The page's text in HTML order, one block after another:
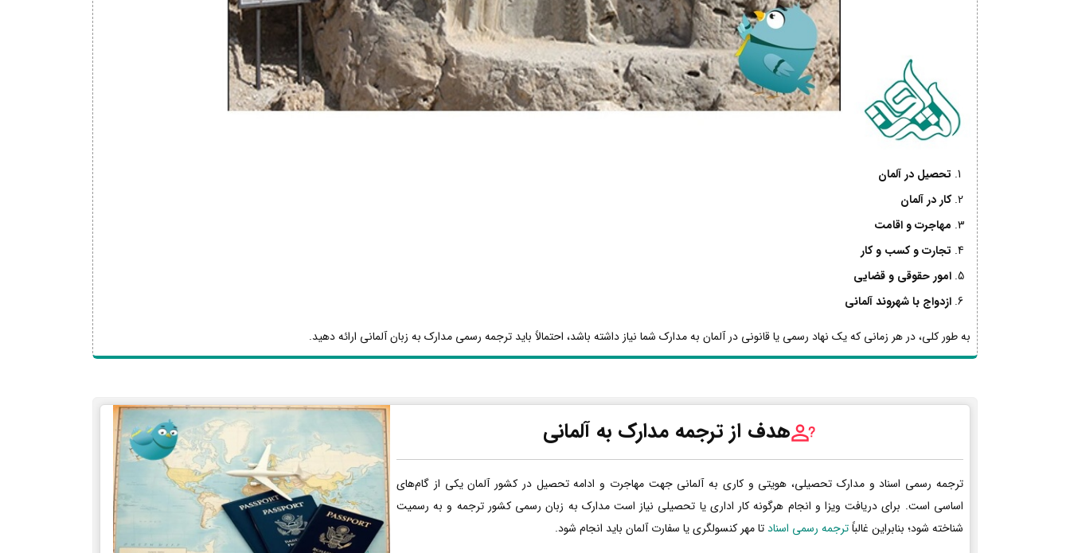
تحصیل در آلمان
کار در آلمان
مهاجرت و اقامت
تجارت و کسب و کار
امور حقوقی و قضایی
ازدواج با شهروند آلمانی
به طور کلی، در هر زمانی که یک نهاد رسمی یا قانونی در آلمان به مدارک شما نیاز داشته باشد، احتمالاً باید ترجمه رسمی مدارک به زبان آلمانی ارائه دهید.
هدف از ترجمه مدارک به آلمانی
ترجمه رسمی اسناد و مدارک تحصیلی، هویتی و کاری به آلمانی جهت مهاجرت و ادامه تحصیل در کشور آلمان یکی از گام‌های
اساسی است. برای دریافت ویزا و انجام هرگونه کار اداری یا تحصیلی نیاز است مدارک به زبان رسمی کشور ترجمه و به رسمیت
شناخته شود؛ بنابراین غالباًترجمه رسمی اسنادتا مهر کنسولگری یا سفارت آلمان باید انجام شود.